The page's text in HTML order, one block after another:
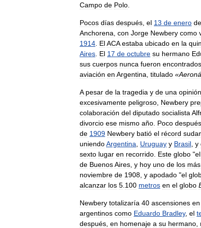
Campo de Polo
Pocos días después el 13 de enero de
Anchorena con Jorge Newbery como
1914 ElACA estaba ubicado en la
Aires El 17 de octubre su hermano
sus cuerpos nunca fueron encontrados
aviación en Argentina titulado «
A pesar de la tragedia y de una opinión
excesivamente peligroso Newbery
colaboración del diputado socialista
divorcio ese mismo año Poco después
de 1909 Newbery batió el récord
uniendoArgentina Uruguay y Brasil y
sexto lugar en recorrido Este globo "el
de BuenosAires y hoy uno de los más
noviembre de 1908 y apodado "el
alcanzar los 5 100 metros en el globo
Newbery totalizaría 40 ascensiones en
argentinos como Eduardo Bradley, el
después en homenaje a su hermano